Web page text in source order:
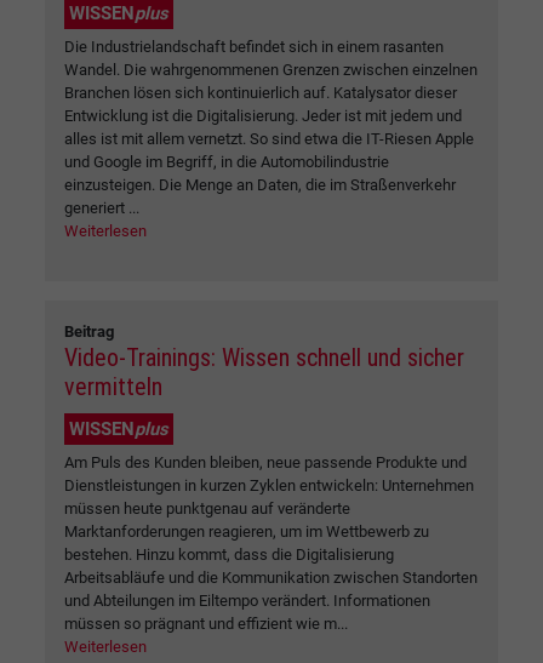
WISSENplus
Die Industrielandschaft befindet sich in einem rasanten
Wandel. Die wahrgenommenen Grenzen zwischen einzelnen
Branchen lösen sich kontinuierlich auf. Katalysator dieser
Entwicklung ist die Digitalisierung. Jeder ist mit jedem und
alles ist mit allem vernetzt. So sind etwa die IT-Riesen Apple
und Google im Begriff, in die Automobilindustrie
einzusteigen. Die Menge an Daten, die im Straßenverkehr
generiert ...
Weiterlesen
Beitrag
Video-Trainings: Wissen schnell und sicher
vermitteln
WISSENplus
Am Puls des Kunden bleiben, neue passende Produkte und
Dienstleistungen in kurzen Zyklen entwickeln: Unternehmen
müssen heute punktgenau auf veränderte
Marktanforderungen reagieren, um im Wettbewerb zu
bestehen. Hinzu kommt, dass die Digitalisierung
Arbeitsabläufe und die Kommunikation zwischen Standorten
und Abteilungen im Eiltempo verändert. Informationen
müssen so prägnant und effizient wie m...
Weiterlesen